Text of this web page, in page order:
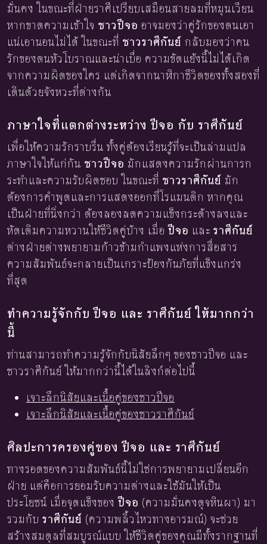
มั่นคง ในขณะที่ฝ่ายราศีเปรียบเสมือนสายลมที่หมุนเวียน
หากขาดความเข้าใจ ชาวปีจอ อาจมองว่าคู่รักของตนเอา
แน่เอานอนไม่ได้ ในขณะที่ ชาวราศีกันย์ กลับมองว่าคน
รักของตนหัวโบราณและน่าเบื่อ ความขัดแย้งนี้ไม่ได้เกิด
จากความผิดของใคร แต่เกิดจากนาฬิกาชีวิตของทั้งสองที่
เดินด้วยจังหวะที่ต่างกัน
ภาษาใจที่แตกต่างระหว่าง ปีจอ กับ ราศีกันย์
เพื่อให้ความรักราบรื่น ทั้งคู่ต้องเรียนรู้ที่จะเป็นล่ามแปล
ภาษาใจให้แก่กัน ชาวปีจอ มักแสดงความรักผ่านการก
ระทำและความรับผิดชอบ ในขณะที่ ชาวราศีกันย์ มัก
ต้องการคำพูดและการแสดงออกที่โรแมนติก หากคุณ
เป็นฝ่ายที่นิ่งกว่า ต้องลองลดความแข็งกระด้างลงและ
หัดเติมความหวานให้ชีวิตคู่บ้าง เมื่อปีจอ และ ราศีกันย์
ต่างฝ่ายต่างพยายามก้าวข้ามกำแพงแห่งการสื่อสาร
ความสัมพันธ์จะกลายเป็นเกราะป้องกันภัยที่แข็งแกร่ง
ที่สุด
ทำความรู้จักกับ ปีจอ และ ราศีกันย์ ให้มากกว่า
นี้
ท่านสามารถทำความรู้จักกับนิสัยลึกๆ ของชาวปีจอ และ
ชาวราศีกันย์ ให้มากกว่านี้ได้ในลิงก์ต่อไปนี้
เจาะลึกนิสัยและเนื้อคู่ของชาวปีจอ
เจาะลึกนิสัยและเนื้อคู่ของชาวราศีกันย์
ศิลปะการครองคู่ของ ปีจอ และ ราศีกันย์
ทางรอดของความสัมพันธ์นี้ไม่ใช่การพยายามเปลี่ยนอีก
ฝ่าย แต่คือการยอมรับความต่างและใช้มันให้เป็น
ประโยชน์ เมื่อจุดแข็งของปีจอ (ความมั่นคงดุจหินผา) มา
รวมกับ ราศีกันย์ (ความพลิ้วไหวทางอารมณ์) จะช่วย
สร้างสมดุลที่สมบูรณ์แบบ ให้ชีวิตคู่ของคุณมีทั้งรากฐานที่